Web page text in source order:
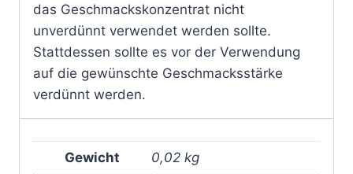
das Geschmackskonzentrat nicht
unverdünnt verwendet werden sollte.
Stattdessen sollte es vor der Verwendung
auf die gewünschte Geschmacksstärke
verdünnt werden.
Gewicht 0,02 kg